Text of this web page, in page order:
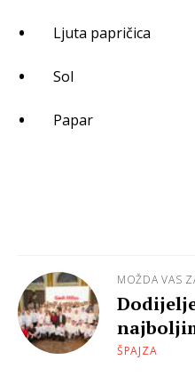
Ljuta papričica
Sol
Papar
MOŽDA VAS
ŠPAJZA